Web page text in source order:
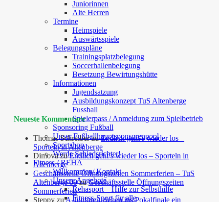
Juniorinnen
Alte Herren
Termine
Heimspiele
Auswärtsspiele
Belegungspläne
Trainingsplatzbelegung
Soccerhallenbelegung
Besetzung Bewirtungshütte
Informationen
Jugendsatzung
Ausbildungskonzept TuS Altenberge
Fussball
Spielerpass / Anmeldung zum Spielbetrieb
Sponsoring Fußball
Unser Fußballhauptsponsorenpool
Sportshop
Werde Schiedsrichter!
Fitness / REHA
Willkommen/ Kontakt
Unsere Angebote
Rehasport – Hilfe zur Selbsthilfe
Fitness-Sport für alle
Neueste Kommentare
Thomas SchreiberzuEndlich geht’s wieder los –
Sporteln in Altenberge
DimovazuEndlich geht’s wieder los – Sporteln in
Altenberge
Geschäftsstelle Öffnungszeiten Sommerferien – TuS
Altenberge 09zuGeschäftsstelle Öffnungszeiten
Sommerferien
Steppy zuA-Junioren ziehen ins Pokalfinale ein